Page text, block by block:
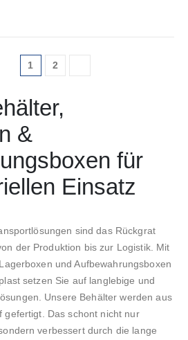
1 2
&
für
Einsatz
sind das Rückgrat
der Produktion bis zur Logistik. Mit
und Aufbewahrungsboxen
setzen Sie auf langlebige und
Unsere Behälter werden aus
gefertigt. Das schont nicht nur
verbessert durch die lange